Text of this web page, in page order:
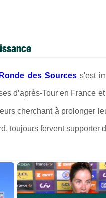
Ronde des Sourcess'est
d’après-Tour en France
cherchant à prolonger
toujours fervent supporter